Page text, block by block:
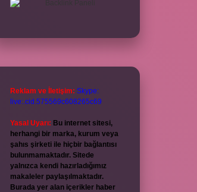
Reklam ve İletişim: Skype:
live:.cid.575569c608265c69
Yasal Uyarı: Bu internet sitesi,
herhangi bir marka, kurum veya
şahıs şirketi ile hiçbir bağlantısı
bulunmamaktadır. Sitede
yalnızca kendi hazırladığımız
makaleler paylaşılmaktadır.
Burada yer alan içerikler haber